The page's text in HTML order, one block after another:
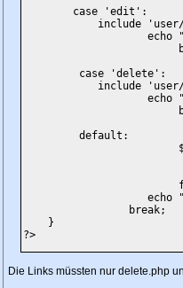
        case 'edit':
include
echo
         case 'delete':
include
echo
         default:
echo
                 break;
    }
?>
Die Links müssten nur delete.php